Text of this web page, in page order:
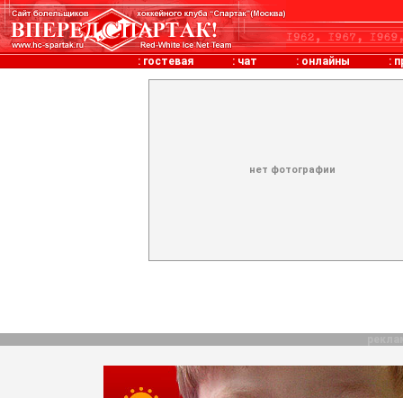
: гостевая : чат : онлайны :
нет фотографии